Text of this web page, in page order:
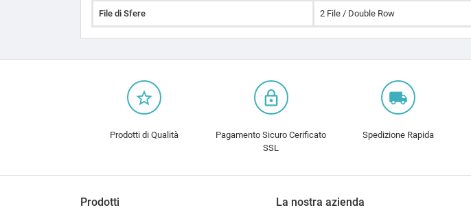
File di Sfere 2 File / Double Row
star_border
Prodotti di Qualità
lock_outline
Pagamento Sicuro Cerificato
SSL
local_shipping
Spedizione Rapida
Prodotti La nostra azienda